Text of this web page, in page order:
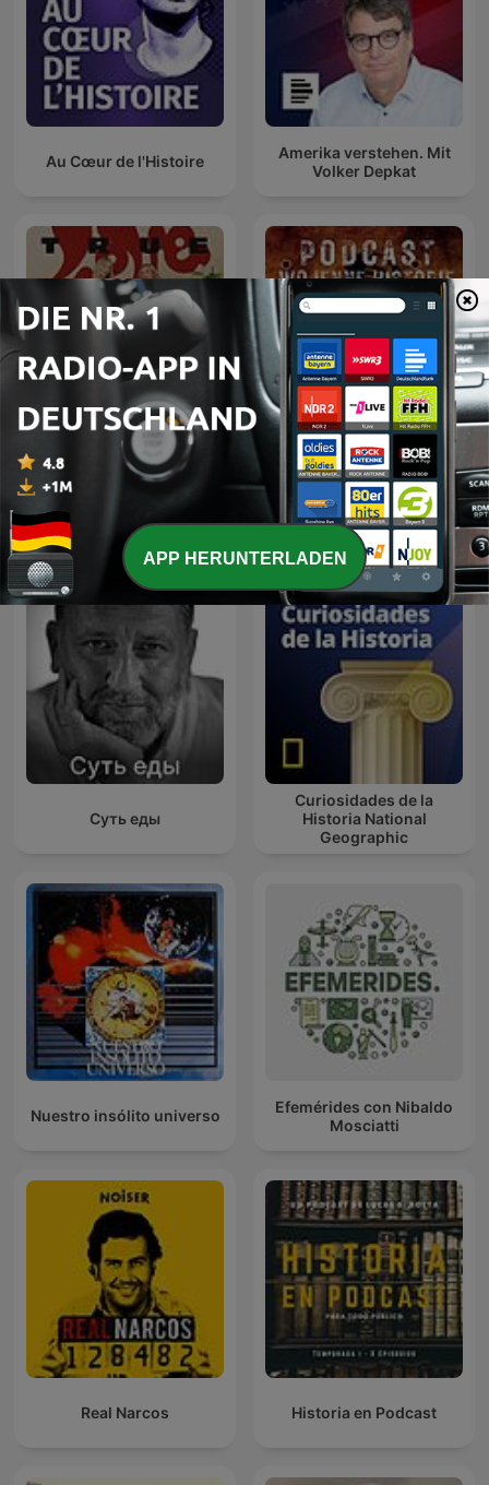
Au Cœur de l'Histoire
Amerika verstehen. Mit
Volker Depkat
TRUE LOVE Podcast Wojenne Historie
Internationale Geschichte-Podcasts
Суть еды
Curiosidades de la
Historia National
Geographic
Nuestro insólito universo
Efemérides con Nibaldo
Mosciatti
Real Narcos Historia en Podcast
APP HERUNTERLADEN